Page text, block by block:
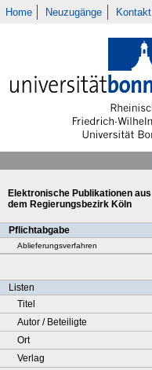
Home Neuzugänge Kontakt
Elektronische Publikationen aus
dem Regierungsbezirk Köln
Pflichtabgabe
Ablieferungsverfahren
Listen
Titel
Autor / Beteiligte
Ort
Verlag